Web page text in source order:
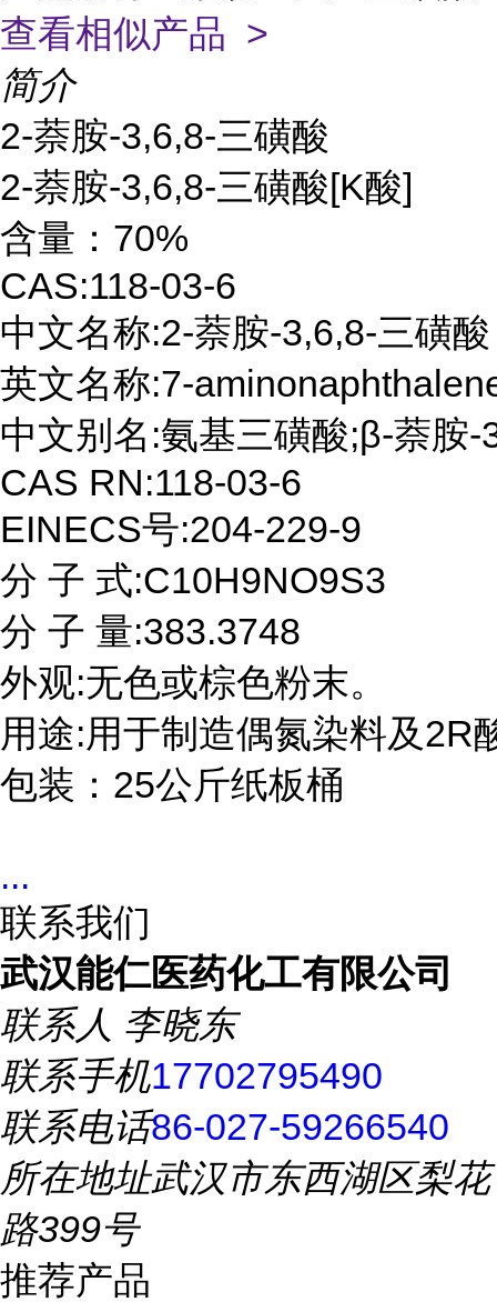
查看相似产品 >
简介
2-萘胺-3,6,8-三磺酸
2-萘胺-3,6,8-三磺酸[K酸]
含量：70%
CAS:118-03-6
中文名称:2-萘胺-3,6,8-三磺酸
英文名称:7-
中文别名:氨基三磺酸;β-萘胺-
CAS RN:118-03-6
EINECS号:204-229-9
分 子 式:C10H9NO9S3
分 子 量:383.3748
外观:无色或棕色粉末。
用途:用于制造偶氮染料及2R
包装：25公斤纸板桶
...
联系我们
武汉能仁医药化工有限公司
联系人 李晓东
联系手机17702795490
联系电话86-027-59266540
所在地址武汉市东西湖区梨花
路399号
推荐产品